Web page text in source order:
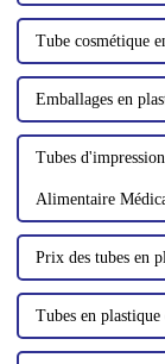
Tube cosmétique
Emballages en
Tubes
Alimentaire
Prix ​​des tubes en
Tubes en